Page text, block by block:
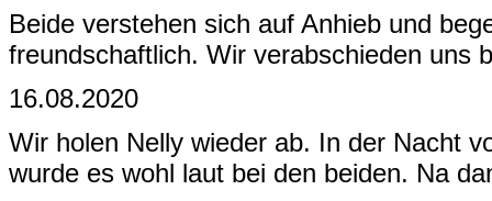
Beide verstehen sich auf Anhieb und
freundschaftlich. Wir verabschieden uns
16.08.2020
Wir holen Nelly wieder ab. In der Nacht
wurde es wohl laut bei den beiden. Na